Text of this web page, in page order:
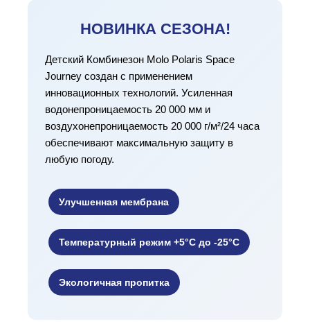
НОВИНКА СЕЗОНА!
Детский Комбинезон Molo Polaris Space
Journey создан с применением
инновационных технологий. Усиленная
водонепроницаемость 20 000 мм и
воздухонепроницаемость 20 000 г/м²/24 часа
обеспечивают максимальную защиту в
любую погоду.
Улучшенная мембрана
Температурный режим +5°C до -25°C
Экологичная пропитка